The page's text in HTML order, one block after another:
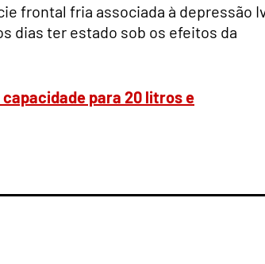
frontal fria associada à depressão
dias ter estado sob os efeitos da
para 20 litros e